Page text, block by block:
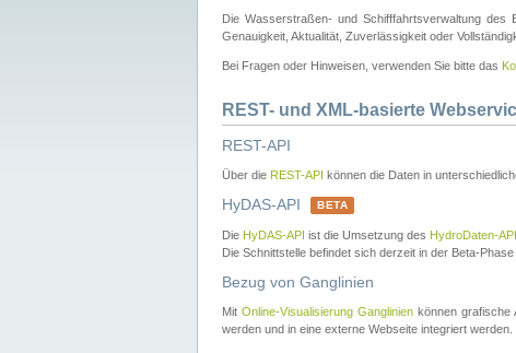
Die Wasserstraßen- und Schifffahrtsverwaltung des
Genauigkeit, Aktualität, Zuverlässigkeit oder
Bei Fragen oder Hinweisen, verwenden Sie bitte das
REST- und XML-basierte
REST-API
Über die REST-API können die Daten in
HyDAS-API BETA
Die HyDAS-API ist die Umsetzung des HydroDaten-
Die Schnittstelle befindet sich derzeit in der Beta-
Bezug von Ganglinien
MitOnline-Visualisierung Ganglinien können grafische
werden und in eine externe Webseite integriert werden.